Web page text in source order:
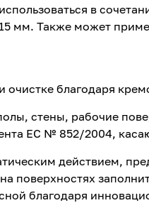
в
мм. Также может
очистке благодаря
стены, рабочие
ЕС № 852/2004,
действием,
поверхностях
благодаря